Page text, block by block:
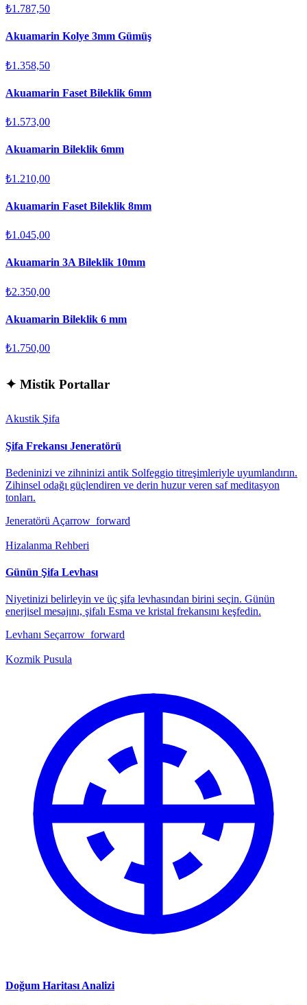
₺1.787,50
Akuamarin Kolye 3mm Gümüş
₺1.358,50
Akuamarin Faset Bileklik 6mm
₺1.573,00
Akuamarin Bileklik 6mm
₺1.210,00
Akuamarin Faset Bileklik 8mm
₺1.045,00
Akuamarin 3A Bileklik 10mm
₺2.350,00
Akuamarin Bileklik 6 mm
₺1.750,00
✦ Mistik Portallar
Akustik Şifa
Şifa Frekansı Jeneratörü
Bedeninizi ve zihninizi antik Solfeggio titreşimleriyle uyumlandırın.
Zihinsel odağı güçlendiren ve derin huzur veren saf meditasyon
tonları.
Jeneratörü Açarrow_forward
Hizalanma Rehberi
Günün Şifa Levhası
Niyetinizi belirleyin ve üç şifa levhasından birini seçin. Günün
enerjisel mesajını, şifalı Esma ve kristal frekansını keşfedin.
Levhanı Seçarrow_forward
Kozmik Pusula
Doğum Haritası Analizi